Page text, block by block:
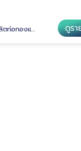
ราการ ดูรายละ